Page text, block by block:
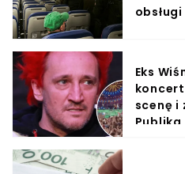
Eks
scenę i
Publika